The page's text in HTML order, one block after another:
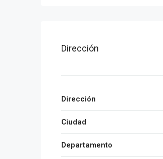
Dirección
Dirección
Ciudad
Departamento